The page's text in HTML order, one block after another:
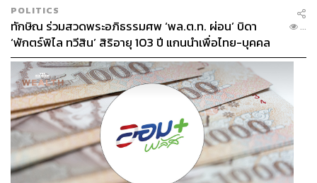
POLITICS
ทักษิณ ร่วมสวดพระอภิธรรมศพ ‘พล.ต.ท. ผ่อน’ บิดา
‘พักตร์พิไล ทวีสิน’ สิริอายุ 103 ปี แกนนำเพื่อไทย-บุคคล
หลากวงการร่วมอาลัย
...